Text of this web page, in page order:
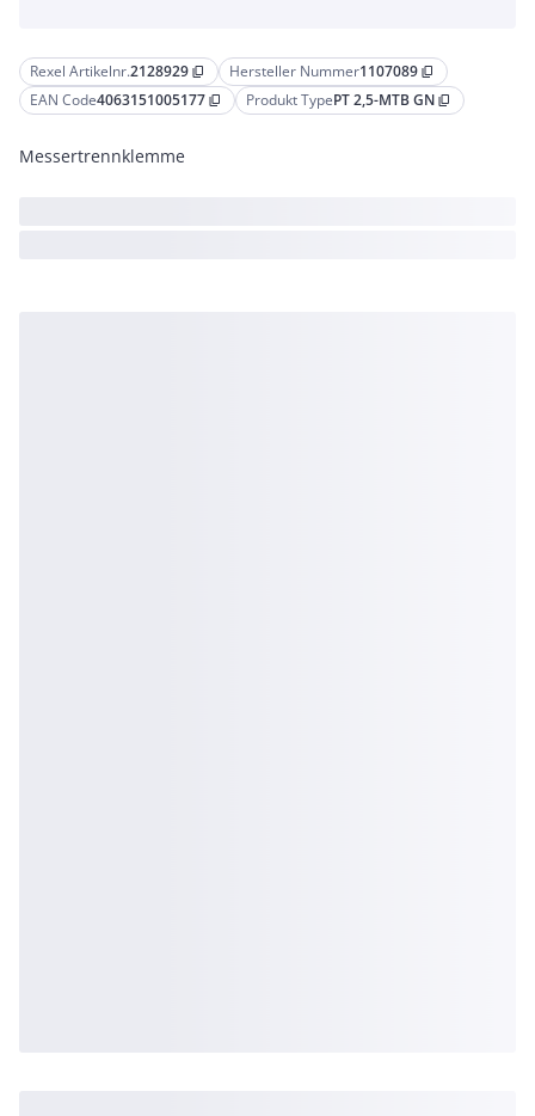
Rexel Artikelnr.2128929 content_copy Hersteller Nummer1107089 content_copy
EAN Code4063151005177 content_copy Produkt TypePT 2,5-MTB GN content_copy
Messertrennklemme